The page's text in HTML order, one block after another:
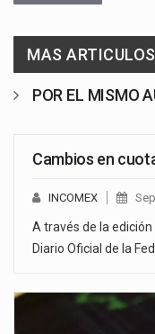
MAS ARTICULOS
POR EL MISMO
Cambios en
INCOMEX
A través de la
Diario Oficial de la